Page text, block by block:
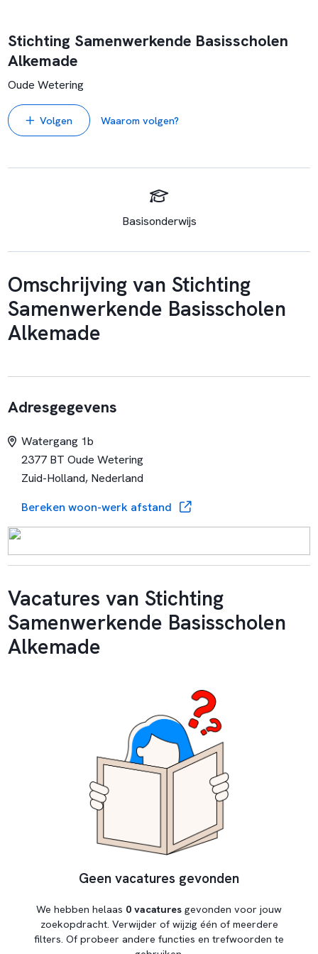
Stichting Samenwerkende Basisscholen
Alkemade
Oude Wetering
Volgen Waarom volgen?
Basisonderwijs
Omschrijving van Stichting
Samenwerkende Basisscholen
Alkemade
Adresgegevens
Watergang 1b
2377 BT Oude Wetering
Zuid-Holland, Nederland
Bereken woon-werk afstand
Vacatures van Stichting
Samenwerkende Basisscholen
Alkemade
Geen vacatures gevonden
We hebben helaas 0 vacatures gevonden voor jouw
zoekopdracht. Verwijder of wijzig één of meerdere
filters. Of probeer andere functies en trefwoorden te